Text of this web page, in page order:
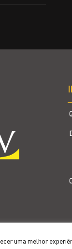
uma melhor
direitos reservados